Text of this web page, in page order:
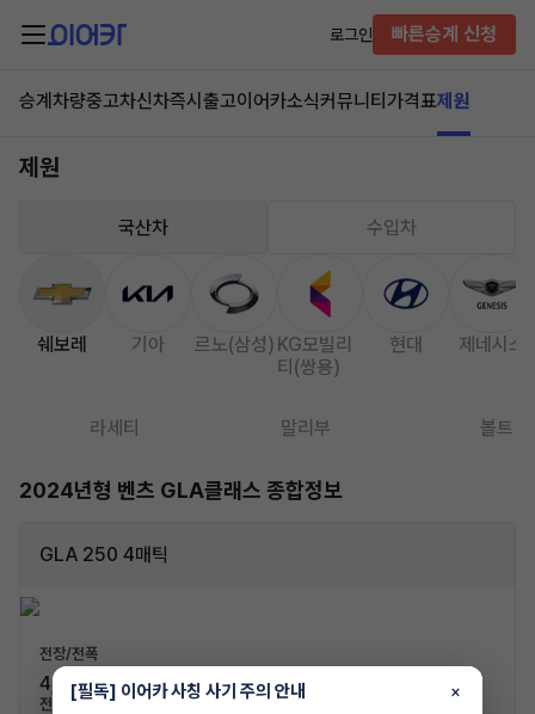
로그인 빠른승계 신청
승계차량중고차신차즉시출고이어카소식커뮤니티 가격표제원
제원
국산차 수입차
쉐보레 기아 르노(삼성) KG모빌리
티(쌍용)
현대 제네시스
라세티 말리부 볼트
2024년형 벤츠 GLA클래스 종합정보
GLA 250 4매틱
전장/전폭
4,445mm / 1,850mm
전고/축고
[필독] 이어카 사칭 사기 주의 안내 ×